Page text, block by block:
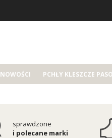
NOWOŚCI PCHŁY KLESZCZE
sprawdzone
i polecane marki